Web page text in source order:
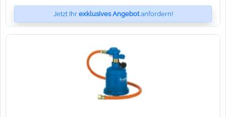
Jetzt Ihr exklusives Angebotanfordern!